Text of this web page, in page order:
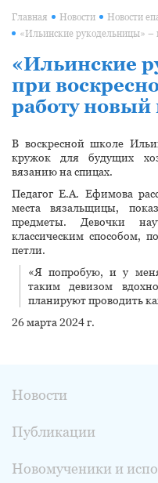
Главная Новости Новости
«Ильинские
при
работу новый
В воскресной школе
кружок для будущих
вязанию на спицах.
Педагог Е.А. Ефимова
места вязальщицы,
предметы. Девочки
классическим способом,
петли.
«Я попробую, и у
таким девизом
планируют проводить
26 марта 2024 г.
Новости
Публикации
Новомученики и